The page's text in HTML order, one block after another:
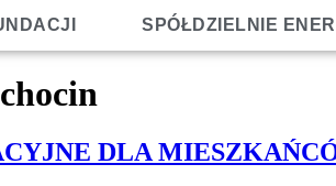
SPÓŁDZIELNIE
DLA